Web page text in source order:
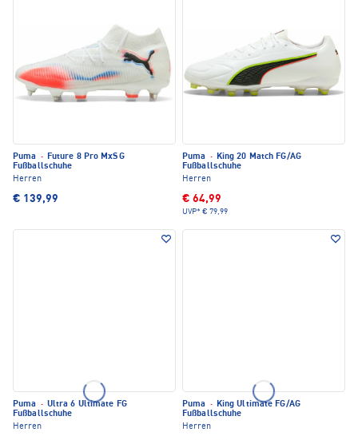
Puma · Future 8 Pro MxSG
Fußballschuhe
Herren
€ 139,99
Puma · King 20 Match FG/AG
Fußballschuhe
Herren
€ 64,99
UVP* € 79,99
Puma · Ultra 6 Ultimate FG
Fußballschuhe
Herren
Puma · King Ultimate FG/AG
Fußballschuhe
Herren